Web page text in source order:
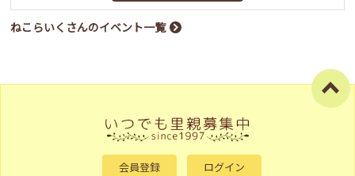
ねこらいくさんのイベント一覧
会員登録 ログイン